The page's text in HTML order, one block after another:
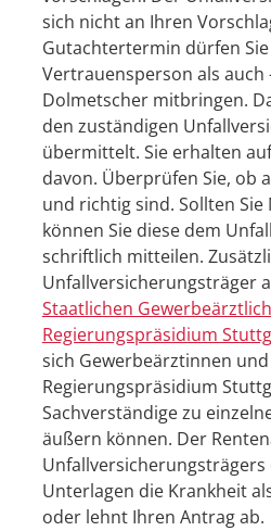
sich nicht an Ihren
Gutachtertermin dürfen
Vertrauensperson als auch
Dolmetscher mitbringen.
den zuständigen
übermittelt. Sie erhalten
davon. Überprüfen Sie, ob
und richtig sind. Sollten Sie
können Sie diese dem
schriftlich mitteilen.
Unfallversicherungsträger
Staatlichen
Regierungspräsidium
sich Gewerbeärztinnen
Regierungspräsidium
Sachverständige zu
äußern können. Der
Unterlagen die Krankheit
oder lehnt Ihren Antrag ab.